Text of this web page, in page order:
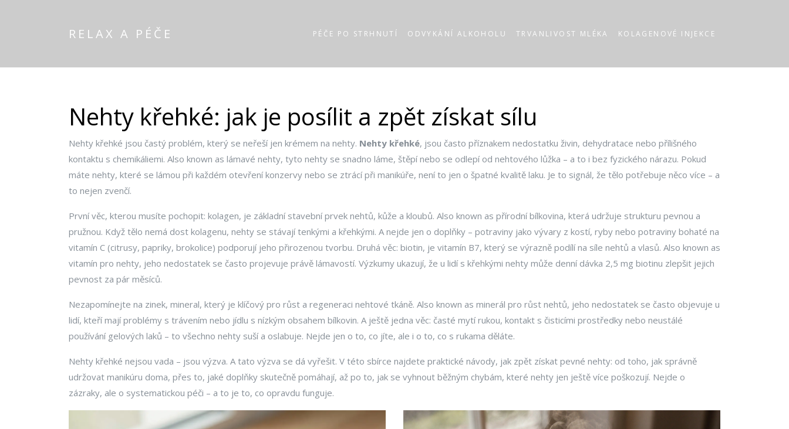
RELAX A PÉČE PÉČE PO STRHNUTÍ ODVYKÁNÍ ALKOHOLU TRVANLIVOST MLÉKA KOLAGENOVÉ INJEKCE
Nehty křehké: jak je posílit a zpět získat sílu
Nehty křehké jsou častý problém, který se neřeší jen krémem na nehty. Nehty křehké, jsou často příznakem nedostatku živin, dehydratace nebo přílišného
kontaktu s chemikáliemi. Also known as lámavé nehty, tyto nehty se snadno láme, štěpí nebo se odlepí od nehtového lůžka – a to i bez fyzického nárazu. Pokud
máte nehty, které se lámou při každém otevření konzervy nebo se ztrácí při manikúře, není to jen o špatné kvalitě laku. Je to signál, že tělo potřebuje něco více – a
to nejen zvenčí.
První věc, kterou musíte pochopit: kolagen, je základní stavební prvek nehtů, kůže a kloubů. Also known as přírodní bílkovina, která udržuje strukturu pevnou a
pružnou. Když tělo nemá dost kolagenu, nehty se stávají tenkými a křehkými. A nejde jen o doplňky – potraviny jako vývary z kostí, ryby nebo potraviny bohaté na
vitamín C (citrusy, papriky, brokolice) podporují jeho přirozenou tvorbu. Druhá věc: biotin, je vitamín B7, který se výrazně podílí na síle nehtů a vlasů. Also known as
vitamín pro nehty, jeho nedostatek se často projevuje právě lámavostí. Výzkumy ukazují, že u lidí s křehkými nehty může denní dávka 2,5 mg biotinu zlepšit jejich
pevnost za pár měsíců.
Nezapomínejte na zinek, mineral, který je klíčový pro růst a regeneraci nehtové tkáně. Also known as minerál pro růst nehtů, jeho nedostatek se často objevuje u
lidí, kteří mají problémy s trávením nebo jídlu s nízkým obsahem bílkovin. A ještě jedna věc: časté mytí rukou, kontakt s čisticími prostředky nebo neustálé
používání gelových laků – to všechno nehty suší a oslabuje. Nejde jen o to, co jíte, ale i o to, co s rukama děláte.
Nehty křehké nejsou vada – jsou výzva. A tato výzva se dá vyřešit. V této sbírce najdete praktické návody, jak zpět získat pevné nehty: od toho, jak správně
udržovat manikúru doma, přes to, jaké doplňky skutečně pomáhají, až po to, jak se vyhnout běžným chybám, které nehty jen ještě více poškozují. Nejde o
zázraky, ale o systematickou péči – a to je to, co opravdu funguje.